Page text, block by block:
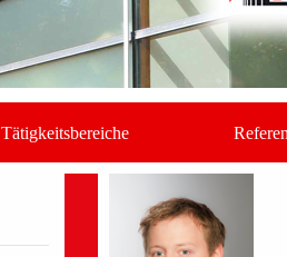
Tätigkeitsbereiche